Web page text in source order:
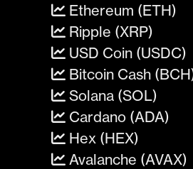
Ethereum (ETH)
Ripple (XRP)
USD Coin (USDC)
Bitcoin Cash
Solana (SOL)
Cardano (ADA)
Hex (HEX)
Avalanche (AVAX)